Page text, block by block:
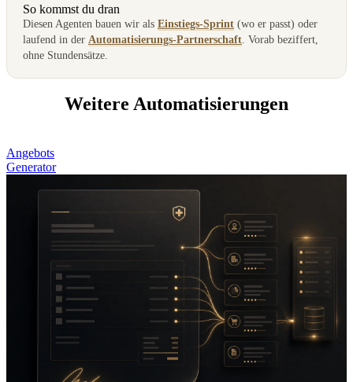
So kommst du dran
Diesen Agenten bauen wir als Einstiegs-Sprint (wo er passt) oder
laufend in der Automatisierungs-Partnerschaft . Vorab beziffert,
ohne Stundensätze.
Weitere Automatisierungen
Angebots
Generator